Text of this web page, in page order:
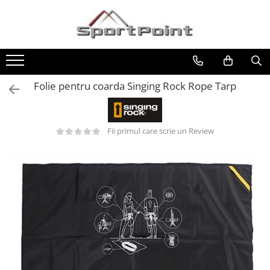
Toate Produsele
ALPINISM
Coltari
Nuci si Frienduri
Folie pentru coarda Singing Rock Rope Tarp
Fii primul care scrie un Review